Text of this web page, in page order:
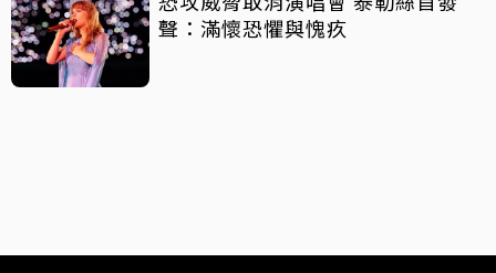
聲：滿懷恐懼與愧疚